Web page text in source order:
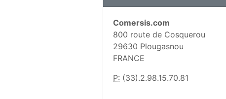
Comersis.com
800 route de Cosquerou
29630 Plougasnou
FRANCE
P: (33).2.98.15.70.81